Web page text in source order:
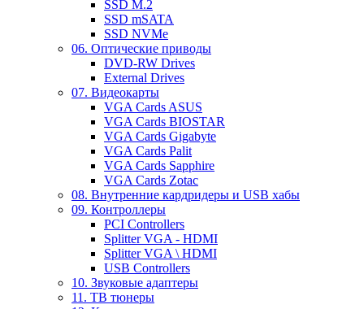
SSD M.2
SSD mSATA
SSD NVMe
06. Оптические приводы
DVD-RW Drives
External Drives
07. Видеокарты
VGA Cards ASUS
VGA Cards BIOSTAR
VGA Cards Gigabyte
VGA Cards Palit
VGA Cards Sapphire
VGA Cards Zotac
08. Внутренние кардридеры и USB хабы
09. Контроллеры
PCI Controllers
Splitter VGA - HDMI
Splitter VGA \ HDMI
USB Controllers
10. Звуковые адаптеры
11. ТВ тюнеры